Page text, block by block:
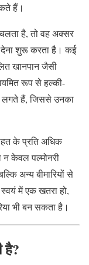
हैं।
है, तो वह अक्सर
देना शुरू करता है। कई
खानपान जैसी
रूप से हल्की-
लगते हैं, जिससे उनका
के प्रति अधिक
केवल पल्मोनरी
अन्य बीमारियों से
में एक खतरा हो,
भी बन सकता है।
है?